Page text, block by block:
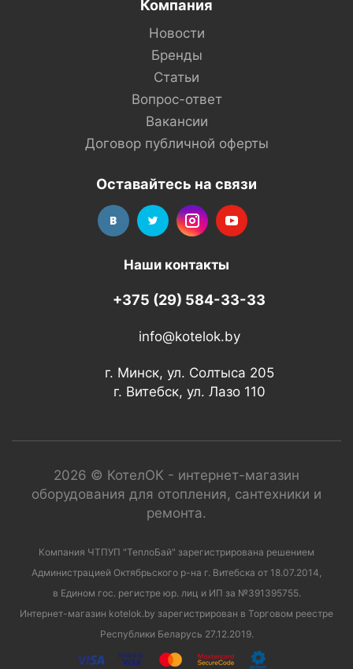
Компания
Новости
Бренды
Статьи
Вопрос-ответ
Вакансии
Договор публичной оферты
Оставайтесь на связи
Наши контакты
+375 (29) 584-33-33
info@kotelok.by
г. Минск, ул. Солтыса 205
г. Витебск, ул. Лазо 110
2026 © КотелОК - интернет-магазин
оборудования для отопления, сантехники и
ремонта.
Компания ЧТПУП "ТеплоБай" зарегистрирована решением
Администрацией Октябрьского р-на г. Витебска от 18.07.2014,
в Едином гос. регистре юр. лиц и ИП за №391395755.
Интернет-магазин kotelok.by зарегистрирован в Торговом реестре
Республики Беларусь 27.12.2019.